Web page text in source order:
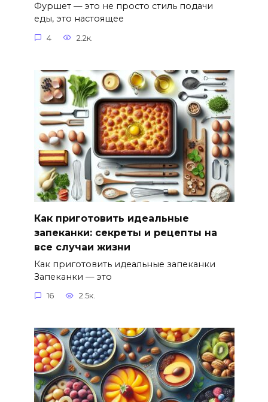
Фуршет — это не просто стиль подачи
еды, это настоящее
4 2.2к.
Как приготовить идеальные
запеканки: секреты и рецепты на
все случаи жизни
Как приготовить идеальные запеканки
Запеканки — это
16 2.5к.